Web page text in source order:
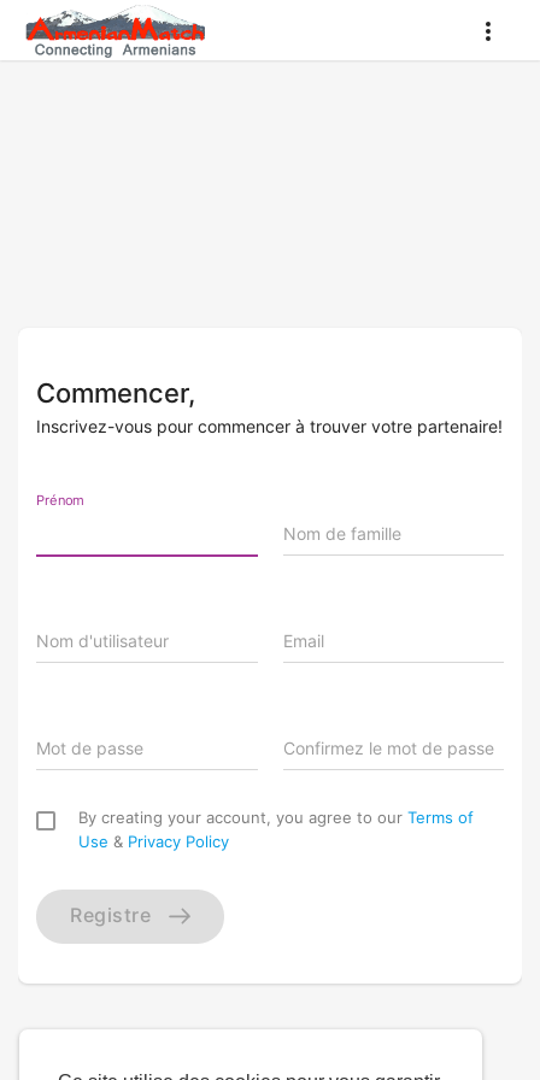
Commencer,
Inscrivez-vous pour commencer à trouver votre partenaire!
Prénom
Nom de famille
Nom d'utilisateur Email
Mot de passe Confirmez le mot de passe
By creating your account, you agree to our Terms of
Use & Privacy Policy
Registre